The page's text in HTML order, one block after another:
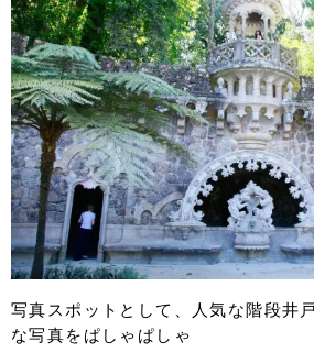
写真スポットとして、人気な階段井
な写真をぱしゃぱしゃ